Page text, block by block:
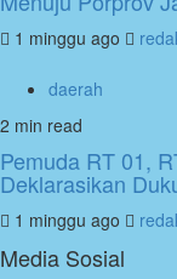
1 minggu ago
daerah
2 min read
Pemuda RT 01,
Deklarasikan
1 minggu ago
Media Sosial